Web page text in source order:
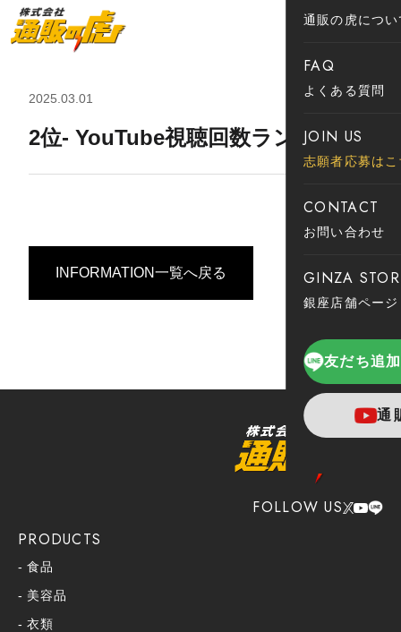
通販の虎につい
FAQ
よくある質問
JOIN US
志願者応募は
CONTACT
お問い合わせ
GINZA
銀座店舗ページ
友だち追
通
2025.03.01
2位- YouTube視聴回数ランキング
INFORMATION一覧へ戻る
FOLLOW US
PRODUCTS
食品
美容品
衣類